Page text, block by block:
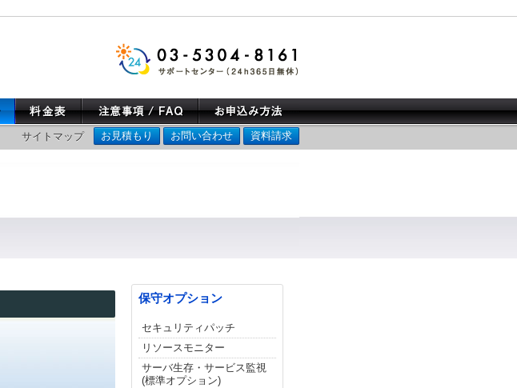
資料請求
お問い合わせ
お見積もり
サイトマップ
保守オプション
セキュリティパッチ
リソースモニター
サーバ生存・サービス監視
(標準オプション)